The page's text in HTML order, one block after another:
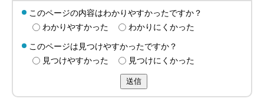
このページの内容はわかりやすかったですか？
わかりやすかった
わかりにくかった
このページは見つけやすかったですか？
見つけやすかった
見つけにくかった
送信